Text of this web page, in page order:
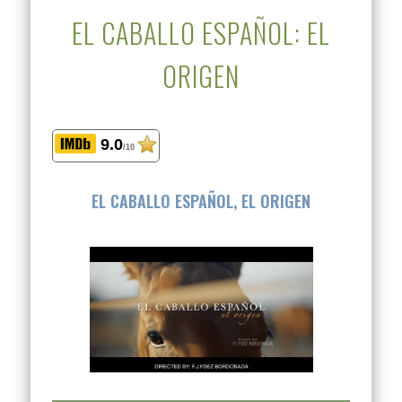
EL CABALLO ESPAÑOL: EL
ORIGEN
9.0/10
EL CABALLO ESPAÑOL, EL ORIGEN